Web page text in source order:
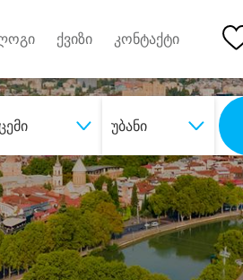
ქვიზი კონტაქტი
უბანი
დიდი